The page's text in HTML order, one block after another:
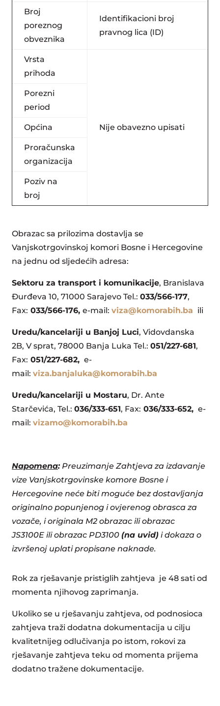
Broj
poreznog
obveznika
Identifikacioni broj
pravnog lica (ID)
Vrsta
prihoda
Nije obavezno upisati
Porezni
period
Općina
Proračunska
organizacija
Poziv na
broj
Obrazac sa prilozima dostavlja se
Vanjskotrgovinskoj komori Bosne i Hercegovine
na jednu od sljedećih adresa:
Sektoru za transport i komunikacije, Branislava
Đurđeva 10, 71000 Sarajevo Tel.: 033/566-177,
Fax: 033/566-176, e-mail: viza@komorabih.ba ili
Uredu/kancelariji u Banjoj Luci, Vidovdanska
2B, V sprat, 78000 Banja Luka Tel.: 051/227-681,
Fax: 051/227-682, e-
mail: viza.banjaluka@komorabih.ba
Uredu/kancelariji u Mostaru, Dr. Ante
Starčevića, Tel.: 036/333-651, Fax: 036/333-652, e-
mail: vizamo@komorabih.ba
Napomena:Preuzimanje Zahtjeva za izdavanje
vize Vanjskotrgovinske komore Bosne i
Hercegovine neće biti moguće bez dostavljanja
originalno popunjenog i ovjerenog obrasca za
vozače, i originala M2 obrazac ili obrazac
JS3100E ili obrazac PD3100 (na uvid) i dokaza o
izvršenoj uplati propisane naknade.
Rok za rješavanje pristiglih zahtjeva je 48 sati od
momenta njihovog zaprimanja.
Ukoliko se u rješavanju zahtjeva, od podnosioca
zahtjeva traži dodatna dokumentacija u cilju
kvalitetnijeg odlučivanja po istom, rokovi za
rješavanje zahtjeva teku od momenta prijema
dodatno tražene dokumentacije.